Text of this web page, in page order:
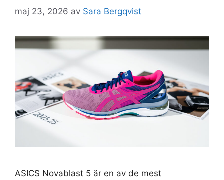
maj 23, 2026 av Sara Bergqvist
ASICS Novablast 5 är en av de mest